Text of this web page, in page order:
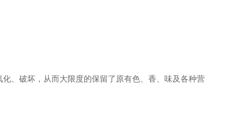
、破坏，从而大限度的保留了原有色、香、味及各种营